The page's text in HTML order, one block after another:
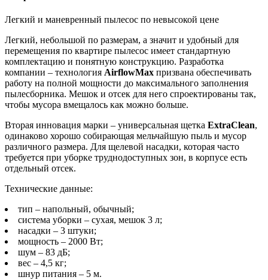
Легкий и маневренный пылесос по невысокой цене
Легкий, небольшой по размерам, а значит и удобный для
перемещения по квартире пылесос имеет стандартную
комплектацию и понятную конструкцию. Разработка
компании – технология AirflowMax призвана обеспечивать
работу на полной мощности до максимального заполнения
пылесборника. Мешок и отсек для него спроектированы так,
чтобы мусора вмещалось как можно больше.
Вторая инновация марки – универсальная щетка ExtraClean,
одинаково хорошо собирающая мельчайшую пыль и мусор
различного размера. Для щелевой насадки, которая часто
требуется при уборке труднодоступных зон, в корпусе есть
отдельный отсек.
Технические данные:
тип – напольный, обычный;
система уборки – сухая, мешок 3 л;
насадки – 3 штуки;
мощность – 2000 Вт;
шум – 83 дБ;
вес – 4,5 кг;
шнур питания – 5 м.